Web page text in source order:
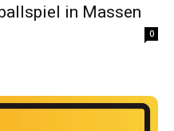
in Massen
0